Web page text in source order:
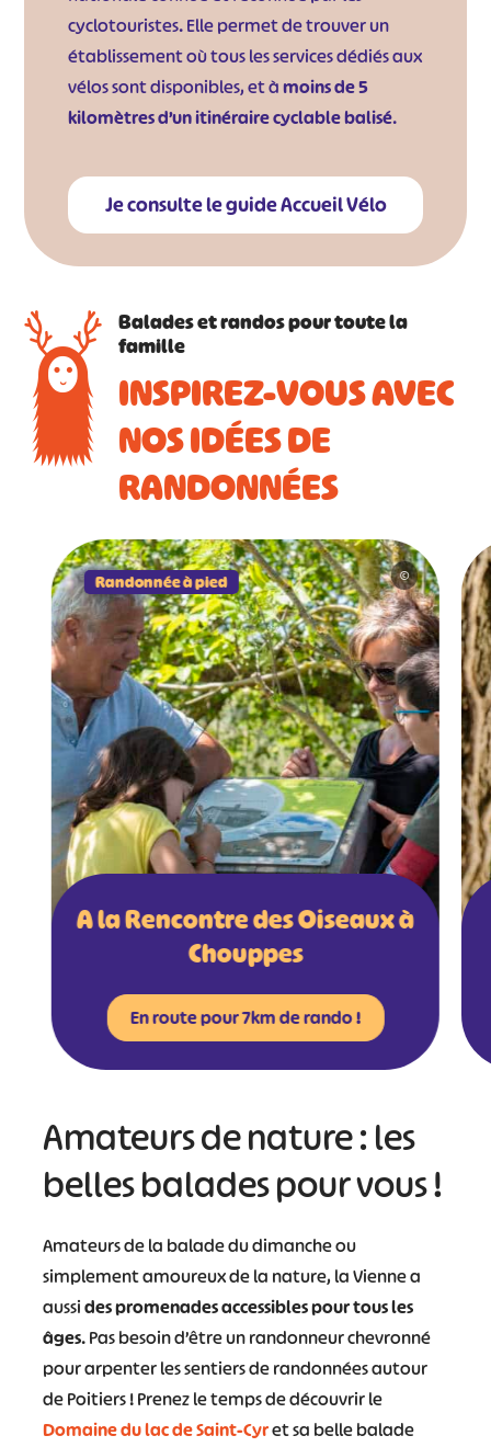
cyclotouristes. Elle permet de trouver un
établissement où tous les services dédiés aux
vélos sont disponibles, et àmoins de 5
kilomètres d’un itinéraire cyclable balisé.
Je consulte le guide Accueil Vélo
Balades et randos pour toute la
famille
INSPIREZ-VOUS AVEC
NOS IDÉES DE
RANDONNÉES
©
Randonnée à pied
A la Rencontre des Oiseaux à
Chouppes
En route pour 7km de rando !
Amateurs de nature : les
belles balades pour vous !
Amateurs de la balade du dimanche ou
simplement amoureux de la nature, la Vienne a
aussides promenades accessibles pour tous les
âges. Pas besoin d’être un randonneur chevronné
pour arpenter les sentiers de randonnées autour
de Poitiers ! Prenez le temps de découvrir le
Domaine du lac de Saint-Cyret sa belle balade